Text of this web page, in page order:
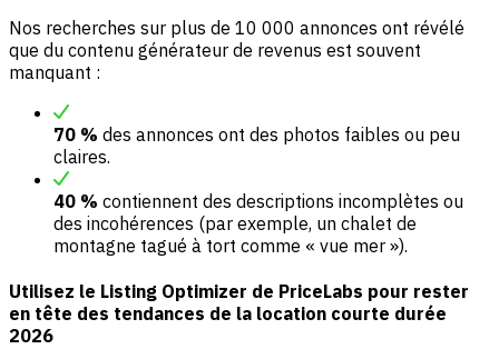
Nos recherches sur plus de 10 000 annonces ont révélé
que du contenu générateur de revenus est souvent
manquant :
70 % des annonces ont des photos faibles ou peu
claires.
40 % contiennent des descriptions incomplètes ou
des incohérences (par exemple, un chalet de
montagne tagué à tort comme « vue mer »).
Utilisez le Listing Optimizer de PriceLabs pour rester
en tête des tendances de la location courte durée
2026